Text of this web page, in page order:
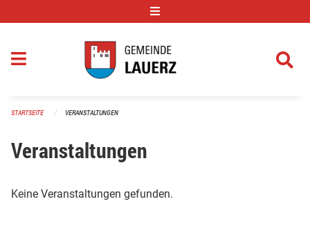
STARTSEITE VERANSTALTUNGEN
Veranstaltungen
Keine Veranstaltungen gefunden.